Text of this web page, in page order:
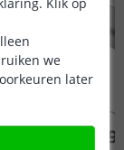
we
later